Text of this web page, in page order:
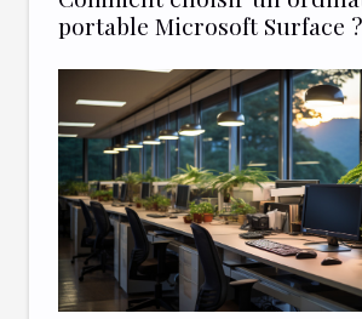
portable Microsoft Surface ?